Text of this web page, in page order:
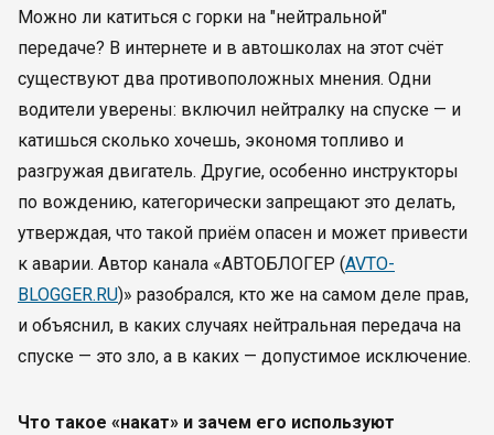
Можно ли катиться с горки на "нейтральной"
передаче? В интернете и в автошколах на этот счёт
существуют два противоположных мнения. Одни
водители уверены: включил нейтралку на спуске — и
катишься сколько хочешь, экономя топливо и
разгружая двигатель. Другие, особенно инструкторы
по вождению, категорически запрещают это делать,
утверждая, что такой приём опасен и может привести
к аварии. Автор канала «АВТОБЛОГЕР (AVTO-
BLOGGER.RU)» разобрался, кто же на самом деле прав,
и объяснил, в каких случаях нейтральная передача на
спуске — это зло, а в каких — допустимое исключение.
Что такое «накат» и зачем его используют